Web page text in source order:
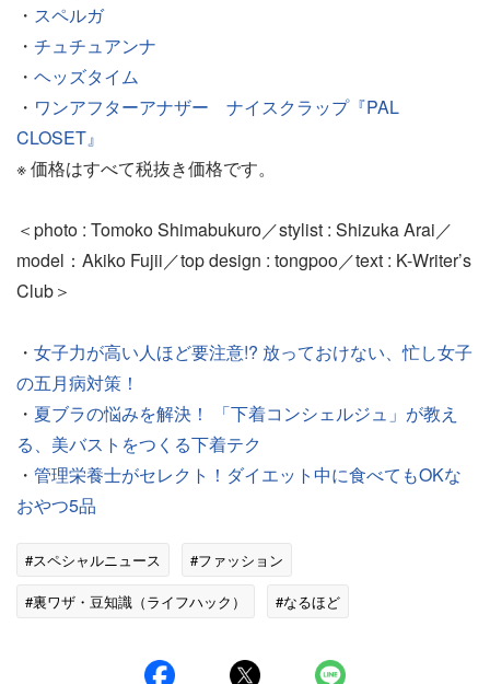
・ スペルガ
・ チュチュアンナ
・ ヘッズタイム
・ ワンアフターアナザー ナイスクラップ『PAL
CLOSET』
※ 価格はすべて税抜き価格です。
＜photo : Tomoko Shimabukuro／stylist : Shizuka Arai／
model：Akiko Fujii／top design : tongpoo／text : K-Writer’s
Club＞
・ 女子力が高い人ほど要注意!? 放っておけない、忙し女子
の五月病対策！
・ 夏ブラの悩みを解決！ 「下着コンシェルジュ」が教え
る、美バストをつくる下着テク
・ 管理栄養士がセレクト！ダイエット中に食べてもOKな
おやつ5品
#スペシャルニュース
#ファッション
#裏ワザ・豆知識（ライフハック）
#なるほど